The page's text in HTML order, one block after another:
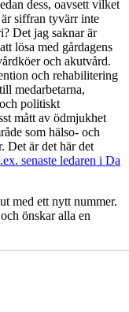
dess, oavsett vilket
siffran tyvärr inte
Det jag saknar är
lösa med gårdagens
och akutvård.
och rehabilitering
medarbetarna,
politiskt
mått av ödmjukhet
som hälso- och
Det är det här det
senaste ledaren i Da
ut med ett nytt nummer.
önskar alla en